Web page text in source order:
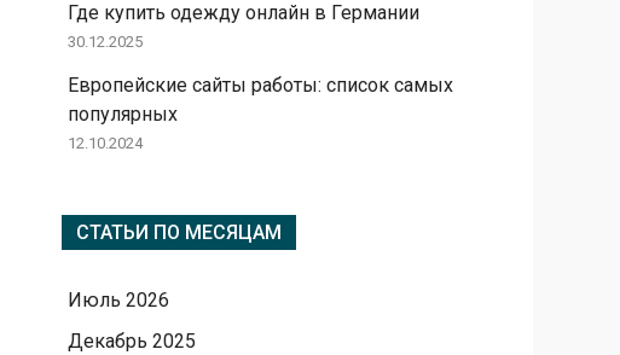
Где купить одежду онлайн в Германии
30.12.2025
Европейские сайты работы: список самых
популярных
12.10.2024
СТАТЬИ ПО МЕСЯЦАМ
Июль 2026
Декабрь 2025